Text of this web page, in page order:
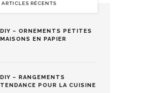
ARTICLES RÉCENTS
DIY – ORNEMENTS PETITES
MAISONS EN PAPIER
DIY – RANGEMENTS
TENDANCE POUR LA CUISINE